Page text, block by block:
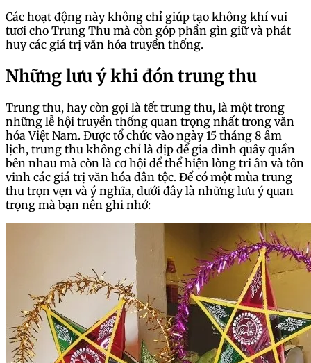
Các hoạt động này không chỉ giúp tạo không khí vui
tươi cho Trung Thu mà còn góp phần gìn giữ và phát
huy các giá trị văn hóa truyền thống.
Những lưu ý khi đón trung thu
Trung thu, hay còn gọi là tết trung thu, là một trong
những lễ hội truyền thống quan trọng nhất trong văn
hóa Việt Nam. Được tổ chức vào ngày 15 tháng 8 âm
lịch, trung thu không chỉ là dịp để gia đình quây quần
bên nhau mà còn là cơ hội để thể hiện lòng tri ân và tôn
vinh các giá trị văn hóa dân tộc. Để có một mùa trung
thu trọn vẹn và ý nghĩa, dưới đây là những lưu ý quan
trọng mà bạn nên ghi nhớ: